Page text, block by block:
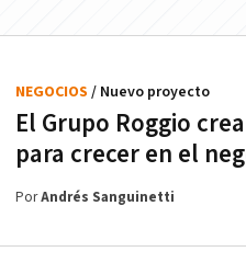
El Grupo Roggio
para crecer en el
NEGOCIOS / Nuevo proyecto
PorAndrés Sanguinetti